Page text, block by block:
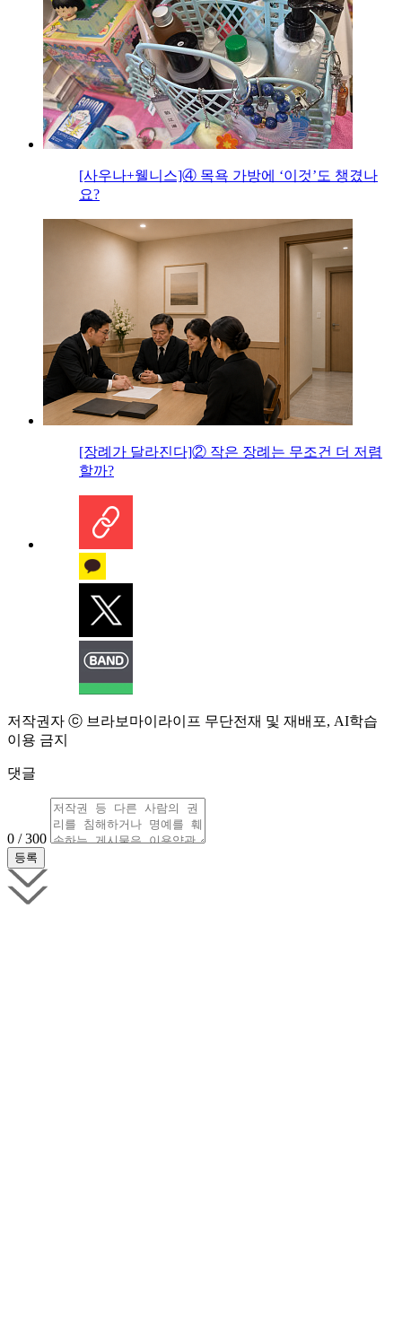
[사우나+웰니스]④ 목욕 가방에 ‘이것’도 챙겼나
요?
[장례가 달라진다]② 작은 장례는 무조건 더 저렴
할까?
저작권자 ⓒ 브라보마이라이프 무단전재 및 재배포, AI학습
이용 금지
댓글
0 / 300